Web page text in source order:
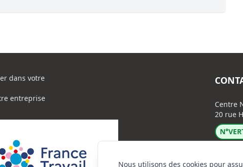
Nous utilisons des cookies pour
dans votre
entreprise
Centre
20 rue